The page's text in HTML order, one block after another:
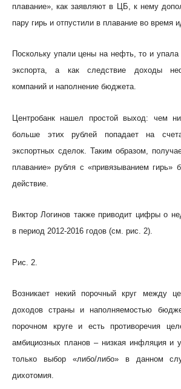
плавание», как заявляют в ЦБ, к нему
пару гирь и отпустили в плавание во время
Поскольку упали цены на нефть, то и упала
экспорта, а как следствие доходы
компаний и наполнение бюджета.
Центробанк нашел простой выход: чем
больше этих рублей попадает на
экспортных сделок. Таким образом,
плавание» рубля с «привязыванием гирь»
действие.
Виктор Логинов также приводит цифры о
в период 2012-2016 годов (см. рис. 2).
Рис. 2.
Возникает некий порочный круг между
доходов страны и наполняемостью
порочном круге и есть противоречия
амбициозных планов – низкая инфляция и
только выбор «либо/либо» в данном
дихотомия.